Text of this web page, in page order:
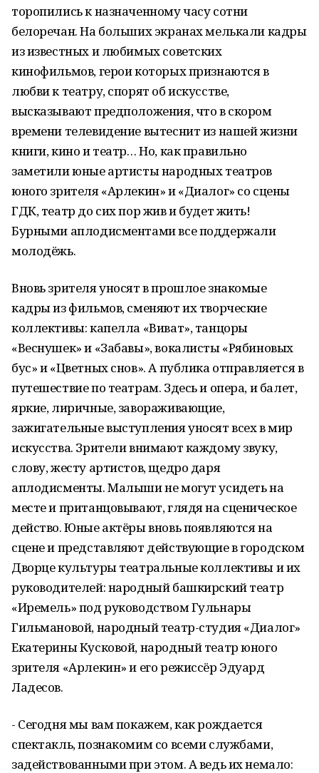
торопились к назначенному часу сотни
белоречан. На больших экранах мелькали кадры
из известных и любимых советских
кинофильмов, герои которых признаются в
любви к театру, спорят об искусстве,
высказывают предположения, что в скором
времени телевидение вытеснит из нашей жизни
книги, кино и театр… Но, как правильно
заметили юные артисты народных театров
юного зрителя «Арлекин» и «Диалог» со сцены
ГДК, театр до сих пор жив и будет жить!
Бурными аплодисментами все поддержали
молодёжь.
Вновь зрителя уносят в прошлое знакомые
кадры из фильмов, сменяют их творческие
коллективы: капелла «Виват», танцоры
«Веснушек» и «Забавы», вокалисты «Рябиновых
бус» и «Цветных снов». А публика отправляется в
путешествие по театрам. Здесь и опера, и балет,
яркие, лиричные, завораживающие,
зажигательные выступления уносят всех в мир
искусства. Зрители внимают каждому звуку,
слову, жесту артистов, щедро даря
аплодисменты. Малыши не могут усидеть на
месте и пританцовывают, глядя на сценическое
действо. Юные актёры вновь появляются на
сцене и представляют действующие в городском
Дворце культуры театральные коллективы и их
руководителей: народный башкирский театр
«Иремель» под руководством Гульнары
Гильмановой, народный театр-студия «Диалог»
Екатерины Кусковой, народный театр юного
зрителя «Арлекин» и его режиссёр Эдуард
Ладесов.
- Сегодня мы вам покажем, как рождается
спектакль, познакомим со всеми службами,
задействованными при этом. А ведь их немало: